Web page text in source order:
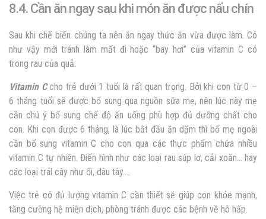
8.4. Cần ăn ngay sau khi món ăn được nấu chín
Sau khi chế biến chúng ta nên ăn ngay thức ăn vừa được làm. Có
như vậy mới tránh làm mất đi hoặc “bay hơi” của vitamin C có
trong rau của quả.
Vitamin Ccho trẻ dưới 1 tuổi là rất quan trọng. Bởi khi con từ 0 –
6 tháng tuổi sẽ được bổ sung qua nguồn sữa mẹ, nên lúc này mẹ
cần chú ý bổ sung chế độ ăn uống phù hợp đủ dưỡng chất cho
con. Khi con được 6 tháng, là lúc bắt đầu ăn dặm thì bố mẹ ngoài
cần bổ sung vitamin C cho con qua các thực phẩm chứa nhiều
vitamin C tự nhiên. Điển hình như các loại rau súp lơ, cải xoăn… hay
các loại trái cây như ổi, dâu tây….
Việc trẻ có đủ lượng vitamin C cần thiết sẽ giúp con khỏe mạnh,
tăng cường hệ miễn dịch, phòng tránh được các bệnh về hô hấp.